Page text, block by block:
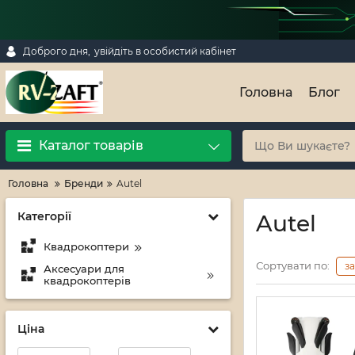
Доброго дня, увійдіть в особистий кабінет
Головна Блог
Каталог товарів
Головна Бренди Autel
Категорії
Квадрокоптери
Аксесуари для
квадрокоптерів
Ціна
Autel
Сортувати по: